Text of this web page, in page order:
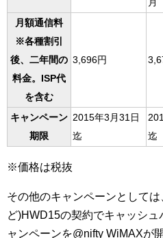
月
月額通信料
※各種割引
後、二年間の
料金。ISP代
を含む
3,696円
キャンペーン
期限
2015年3月31日
迄
迄
※価格は税抜
その他のキャンペーンとして
ど)HWD15の契約でキャッシ
ャンペーンを@nifty WiMAXが